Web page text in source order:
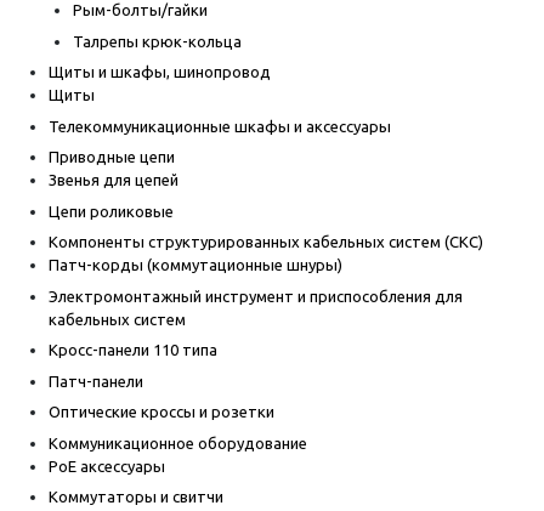
Рым-болты/гайки
Талрепы крюк-кольца
Щиты и шкафы, шинопровод
Щиты
Телекоммуникационные шкафы и аксессуары
Приводные цепи
Звенья для цепей
Цепи роликовые
Компоненты структурированных кабельных систем (СКС)
Патч-корды (коммутационные шнуры)
Электромонтажный инструмент и приспособления для
кабельных систем
Кросс-панели 110 типа
Патч-панели
Оптические кроссы и розетки
Коммуникационное оборудование
PoE аксессуары
Коммутаторы и свитчи